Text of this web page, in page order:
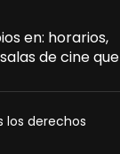
en: horarios,
de cine que
los derechos